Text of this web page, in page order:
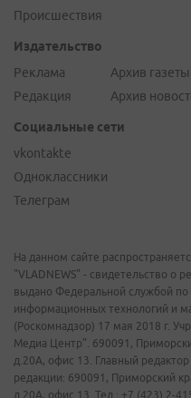
Происшествия
Издательство
Реклама
Редакция
Архив
Архив
Социальные сети
vkontakte
Одноклассники
Телеграм
На данном сайте
"VLADNEWS" - свидетельство о
выдано Федеральной службой по
информационных технологий и
(Роскомнадзор) 17 мая 2018 г.
Медиа Центр". 690091,
д.20А, офис 13. Главный
редакции: 690091, Приморский
д.20А, офис 13. Тел.: +7 (423) 2-